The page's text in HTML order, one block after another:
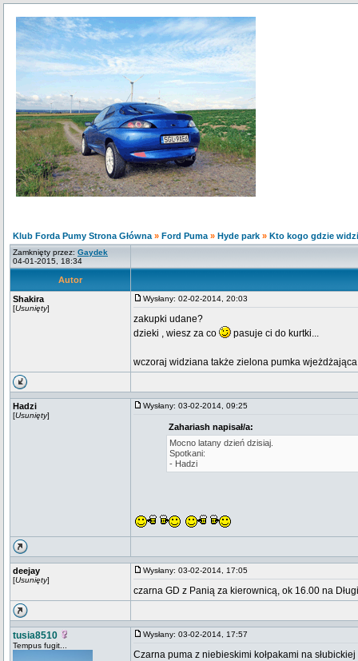
Klub Forda Pumy Strona Główna » Ford Puma » Hyde park » Kto kogo gdzie
Zamknięty przez: Gaydek
04-01-2015, 18:34
Autor
Shakira
[Usunięty]
Wysłany: 02-02-2014, 20:03
zakupki udane?
dzieki , wiesz za co
pasuje ci do kurtki...
wczoraj widziana także zielona pumka
Hadzi
[Usunięty]
Wysłany: 03-02-2014, 09:25
Zahariash napisał/a:
Mocno latany dzień dzisiaj.
Spotkani:
- Hadzi
deejay
[Usunięty]
Wysłany: 03-02-2014, 17:05
czarna GD z Panią za kierownicą, ok 16.00 na
tusia8510
Tempus fugit...
Wysłany: 03-02-2014, 17:57
Czarna puma z niebieskimi kołpakami na